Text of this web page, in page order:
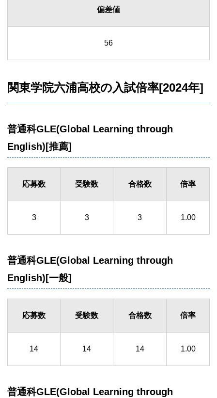
偏差値
56
関東学院六浦高校の入試倍率[2024年]
普通科GLE(Global Learning through
English)[推薦]
応募数 受験数 合格数 倍率
3 3 3 1.00
普通科GLE(Global Learning through
English)[一般]
応募数 受験数 合格数 倍率
14 14 14 1.00
普通科GLE(Global Learning through